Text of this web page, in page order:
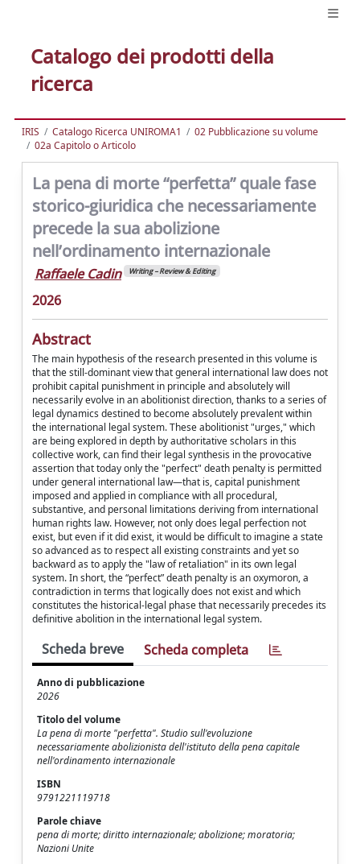
Catalogo dei prodotti della
ricerca
IRIS Catalogo Ricerca UNIROMA1
02 Pubblicazione su volume
02a Capitolo o Articolo
La pena di morte “perfetta” quale fase
storico-giuridica che necessariamente
precede la sua abolizione
nell’ordinamento internazionale
Raffaele Cadin Writing – Review & Editing
2026
Abstract
The main hypothesis of the research presented in this volume is
that the still-dominant view that general international law does not
prohibit capital punishment in principle and absolutely will
necessarily evolve in an abolitionist direction, thanks to a series of
legal dynamics destined to become absolutely prevalent within
the international legal system. These abolitionist "urges," which
are being explored in depth by authoritative scholars in this
collective work, can find their legal synthesis in the provocative
assertion that today only the "perfect" death penalty is permitted
under general international law—that is, capital punishment
imposed and applied in compliance with all procedural,
substantive, and personal limitations deriving from international
human rights law. However, not only does legal perfection not
exist, but even if it did exist, it would be difficult to imagine a state
so advanced as to respect all existing constraints and yet so
backward as to apply the "law of retaliation" in its own legal
system. In short, the “perfect” death penalty is an oxymoron, a
contradiction in terms that logically does not exist and which
constitutes the historical-legal phase that necessarily precedes its
definitive abolition in the international legal system.
Scheda breve Scheda completa
Anno di pubblicazione
2026
Titolo del volume
La pena di morte "perfetta". Studio sull'evoluzione
necessariamente abolizionista dell'istituto della pena capitale
nell'ordinamento internazionale
ISBN
9791221119718
Parole chiave
pena di morte; diritto internazionale; abolizione; moratoria;
Nazioni Unite